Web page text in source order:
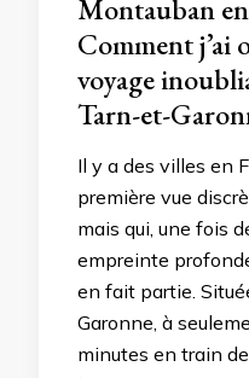
Montauban
Comment j’ai
voyage
Tarn-et-
Il y a des villes en
première vue
mais qui, une fois
empreinte
en fait partie.
Garonne, à
minutes en train